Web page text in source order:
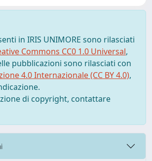
in IRIS UNIMORE sono rilasciati
Commons CC0 1.0 Universal,
pubblicazioni sono rilasciati con
4.0 Internazionale (CC BY 4.0),
di copyright, contattare